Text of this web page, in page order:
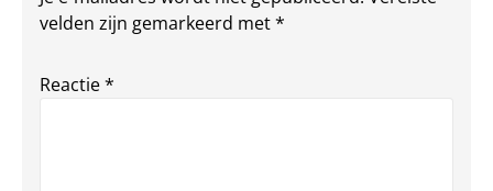
velden zijn gemarkeerd met*
Reactie*